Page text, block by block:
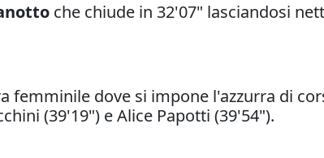
che chiude in 32'07" lasciandosi
femminile dove si impone l'azzurra di
(39'19") e Alice Papotti (39'54").